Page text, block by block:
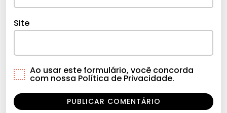
Site
Ao usar este formulário, você concorda
com nossa Política de Privacidade.